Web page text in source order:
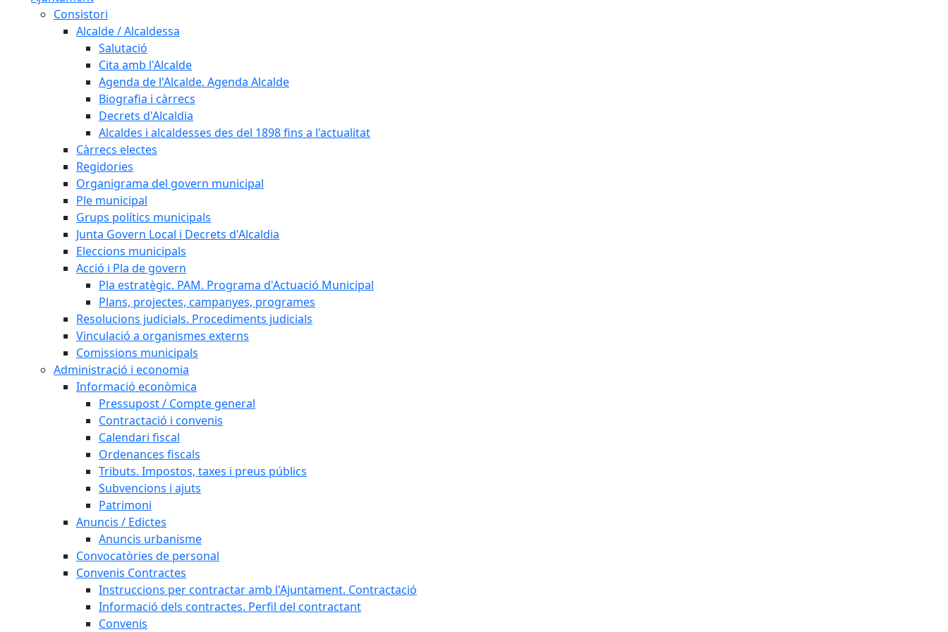
Consistori
Alcalde / Alcaldessa
Salutació
Cita amb l'Alcalde
Agenda de l'Alcalde. Agenda Alcalde
Biografia i càrrecs
Decrets d'Alcaldia
Alcaldes i alcaldesses des del 1898 fins a l'actualitat
Càrrecs electes
Regidories
Organigrama del govern municipal
Ple municipal
Grups polítics municipals
Junta Govern Local i Decrets d'Alcaldia
Eleccions municipals
Acció i Pla de govern
Pla estratègic. PAM. Programa d'Actuació Municipal
Plans, projectes, campanyes, programes
Resolucions judicials. Procediments judicials
Vinculació a organismes externs
Comissions municipals
Administració i economia
Informació econòmica
Pressupost / Compte general
Contractació i convenis
Calendari fiscal
Ordenances fiscals
Tributs. Impostos, taxes i preus públics
Subvencions i ajuts
Patrimoni
Anuncis / Edictes
Anuncis urbanisme
Convocatòries de personal
Convenis Contractes
Instruccions per contractar amb l'Ajuntament. Contractació
Informació dels contractes. Perfil del contractant
Convenis